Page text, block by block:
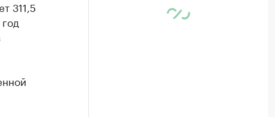
311,5